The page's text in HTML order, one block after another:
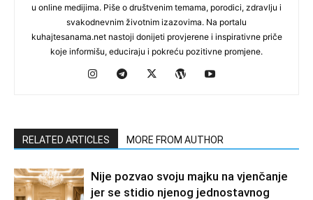
u online medijima. Piše o društvenim temama, porodici, zdravlju i
svakodnevnim životnim izazovima. Na portalu
kuhajtesanama.net nastoji donijeti provjerene i inspirativne priče
koje informišu, educiraju i pokreću pozitivne promjene.
RELATED ARTICLES MORE FROM AUTHOR
Nije pozvao svoju majku na vjenčanje
jer se stidio njenog jednostavnog